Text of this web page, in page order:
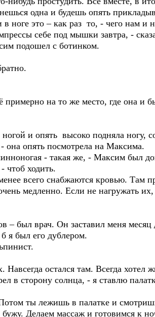
одна и будешь опять
ноге это – как раз то, - чего нам и
себе под мышки завтра, -
подошел с ботинком.
на то же место, где она и
и опять высоко подняла ногу,
опять посмотрела на Максима.
- такая же, - Максим был
чтоб ходить.
всего снабжаются кровью. Там
медленно. Если не нагружать
– был врач. Он заставил меня
я был его дублером.
остался там. Всегда хотел
в сторону солнца, - я ставлю
ты лежишь в палатке и
Делаем массаж и готовимся к